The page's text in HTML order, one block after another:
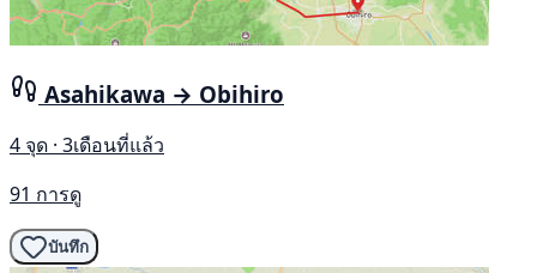
Asahikawa → Obihiro
4 จุด · 3เดือนที่แล้ว
91 การดู
บันทึก